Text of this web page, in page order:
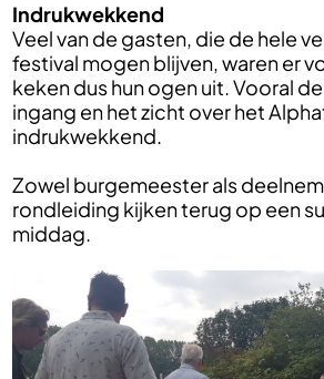
Indrukwekkend
Veel van de gasten, die de hele
festival mogen blijven, waren er
keken dus hun ogen uit. Vooral
ingang en het zicht over het
indrukwekkend.
Zowel burgemeester als
rondleiding kijken terug op een
middag.